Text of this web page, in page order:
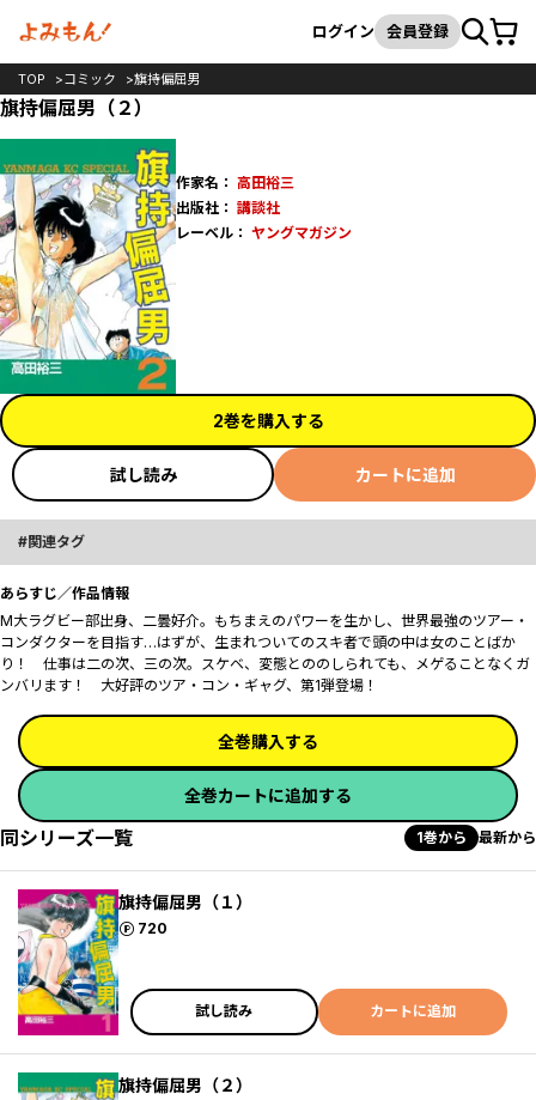
検索
ログイン 会員登録カート
TOP コミック 旗持偏屈男
旗持偏屈男（２）
作家名： 高田裕三
出版社： 講談社
レーベル： ヤングマガジン
2巻を購入する
試し読み カートに追加
関連タグ
あらすじ／作品情報
M大ラグビー部出身、二曇好介。もちまえのパワーを生かし、世界最強のツアー・
コンダクターを目指す…はずが、生まれついてのスキ者で頭の中は女のことばか
り！ 仕事は二の次、三の次。スケベ、変態とののしられても、メゲることなくガ
ンバリます！ 大好評のツア・コン・ギャグ、第1弾登場！
全巻購入する
全巻カートに追加する
同シリーズ一覧 1巻から 最新から
旗持偏屈男（１）
720
ポイント
試し読み カートに追加
旗持偏屈男（２）